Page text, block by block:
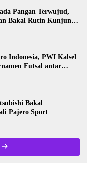
Pangan Terwujud,
Bakal Rutin Kunjungi
Indonesia, PWI Kalsel
Futsal antar
Bakal
Pajero Sport